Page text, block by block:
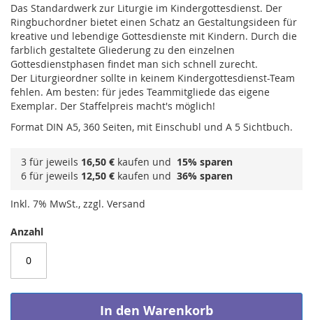
Das Standardwerk zur Liturgie im Kindergottesdienst. Der
Ringbuchordner bietet einen Schatz an Gestaltungsideen für
kreative und lebendige Gottesdienste mit Kindern. Durch die
farblich gestaltete Gliederung zu den einzelnen
Gottesdienstphasen findet man sich schnell zurecht.
Der Liturgieordner sollte in keinem Kindergottesdienst-Team
fehlen. Am besten: für jedes Teammitgliede das eigene
Exemplar. Der Staffelpreis macht's möglich!
Format DIN A5, 360 Seiten, mit Einschubl und A 5 Sichtbuch.
3 für jeweils 16,50 € kaufen und 15% sparen
6 für jeweils 12,50 € kaufen und 36% sparen
Inkl. 7% MwSt., zzgl. Versand
Anzahl
In den Warenkorb